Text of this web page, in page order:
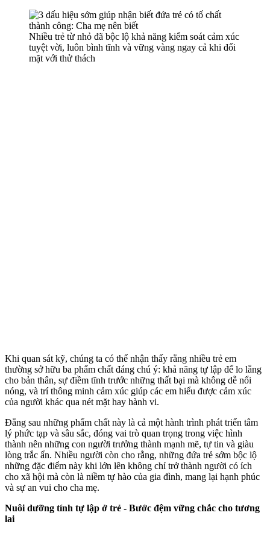
Nhiều trẻ từ nhỏ đã bộc lộ khả năng kiểm soát cảm xúc
tuyệt vời, luôn bình tĩnh và vững vàng ngay cả khi đối
mặt với thử thách
Khi quan sát kỹ, chúng ta có thể nhận thấy rằng nhiều trẻ em
thường sở hữu ba phẩm chất đáng chú ý: khả năng tự lập để lo lắng
cho bản thân, sự điềm tĩnh trước những thất bại mà không dễ nổi
nóng, và trí thông minh cảm xúc giúp các em hiểu được cảm xúc
của người khác qua nét mặt hay hành vi.
Đằng sau những phẩm chất này là cả một hành trình phát triển tâm
lý phức tạp và sâu sắc, đóng vai trò quan trọng trong việc hình
thành nên những con người trưởng thành mạnh mẽ, tự tin và giàu
lòng trắc ẩn. Nhiều người còn cho rằng, những đứa trẻ sớm bộc lộ
những đặc điểm này khi lớn lên không chỉ trở thành người có ích
cho xã hội mà còn là niềm tự hào của gia đình, mang lại hạnh phúc
và sự an vui cho cha mẹ.
Nuôi dưỡng tính tự lập ở trẻ - Bước đệm vững chắc cho tương
lai